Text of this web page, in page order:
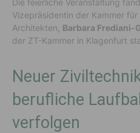
Die feierliche Veranstaltung
Vizepräsidentin der Kammer
Architekten, Barbara Frediani-
der ZT-Kammer in Klagenfurt
Neuer
berufliche
verfolgen